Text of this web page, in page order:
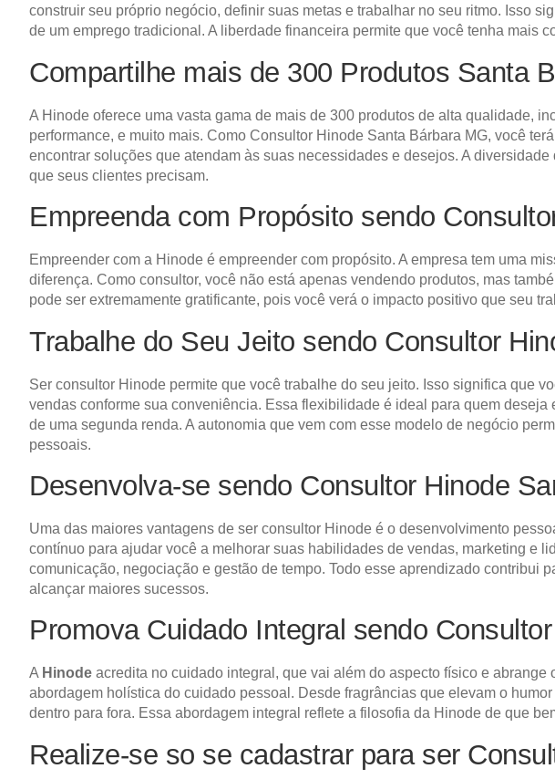
construir seu próprio negócio, definir suas metas e trabalhar no seu ritmo. Isso
de um emprego tradicional. A liberdade financeira permite que você tenha mais
Compartilhe mais de 300 Produtos Santa
A Hinode oferece uma vasta gama de mais de 300 produtos de alta qualidade,
performance, e muito mais. Como Consultor Hinode Santa Bárbara MG, você
encontrar soluções que atendam às suas necessidades e desejos. A
que seus clientes precisam.
Empreenda com Propósito sendo
Empreender com a Hinode é empreender com propósito. A empresa tem uma
diferença. Como consultor, você não está apenas vendendo produtos, mas
pode ser extremamente gratificante, pois você verá o impacto positivo que seu
Trabalhe do Seu Jeito sendo Consultor
Ser consultor Hinode permite que você trabalhe do seu jeito. Isso significa que
vendas conforme sua conveniência. Essa flexibilidade é ideal para quem
de uma segunda renda. A autonomia que vem com esse modelo de negócio
pessoais.
Desenvolva-se sendo Consultor Hinode
Uma das maiores vantagens de ser consultor Hinode é o desenvolvimento
contínuo para ajudar você a melhorar suas habilidades de vendas, marketing e
comunicação, negociação e gestão de tempo. Todo esse aprendizado contribui
alcançar maiores sucessos.
Promova Cuidado Integral sendo
A Hinode acredita no cuidado integral, que vai além do aspecto físico e
abordagem holística do cuidado pessoal. Desde fragrâncias que elevam o
dentro para fora. Essa abordagem integral reflete a filosofia da Hinode de que
Realize-se so se cadastrar para ser